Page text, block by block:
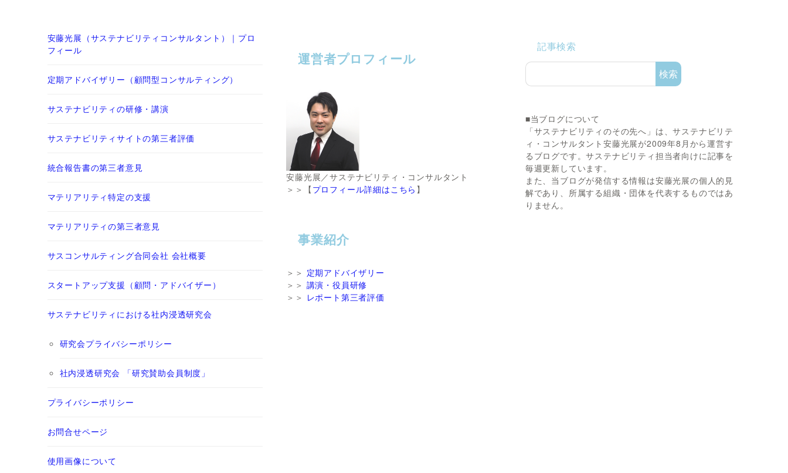
安藤光展（サステナビリティコンサルタント）｜プロ
フィール
定期アドバイザリー（顧問型コンサルティング）
サステナビリティの研修・講演
サステナビリティサイトの第三者評価
統合報告書の第三者意見
マテリアリティ特定の支援
マテリアリティの第三者意見
サスコンサルティング合同会社 会社概要
スタートアップ支援（顧問・アドバイザー）
サステナビリティにおける社内浸透研究会
研究会プライバシーポリシー
社内浸透研究会 「研究賛助会員制度」
プライバシーポリシー
お問合せページ
使用画像について
運営者プロフィール
安藤光展／サステナビリティ・コンサルタント
＞＞【 プロフィール詳細はこちら 】
事業紹介
＞＞ 定期アドバイザリー
＞＞ 講演・役員研修
＞＞ レポート第三者評価
記事検索
検索
■当ブログについて
「サステナビリティのその先へ」は、サステナビリテ
ィ・コンサルタント安藤光展が2009年8月から運営す
るブログです。サステナビリティ担当者向けに記事を
毎週更新しています。
また、当ブログが発信する情報は安藤光展の個人的見
解であり、所属する組織・団体を代表するものではあ
りません。